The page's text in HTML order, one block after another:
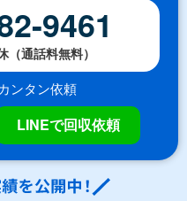
9461
通話料無料）
ンタン依頼
LINEで回収依頼